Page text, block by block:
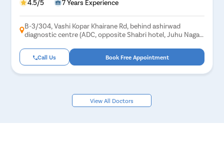
4.5/5 7 Years Experience
B-3/304, Vashi Kopar Khairane Rd, behind ashirwad
diagnostic centre (ADC, opposite Shabri hotel, Juhu Nagar,
Call Us Book Free Appointment
View All Doctors